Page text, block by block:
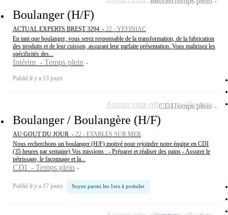
Boulanger (H/F)
ACTUAL EXPERTS BREST 3294 - 22 - YFFINIAC
En tant que boulanger, vous serez responsable de la transformation, de la fabrication
des produits et de leur cuisson, assurant leur parfaite présentation. Vous maîtrisez les
spécificités des...
Intérim - Temps plein
Publié il y a 13 jours
Boulanger / Boulangère (H/F)
AU GOUT DU JOUR - 22 - ETABLES SUR MER
Nous recherchons un boulanger (H/F) motivé pour rejoindre notre équipe en CDI
(35 heures par semaine) Vos missions : - Préparer et réaliser des pains - Assurer le
pétrissage, le façonnage et la...
CDI - Temps plein
Publié il y a 17 jours Soyez parmi les 1ers à postuler
CDITemps plein
Ajouter cette offre à ma sélection